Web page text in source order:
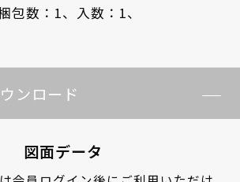
包数：1、 入数：1、
ンロード
図面データ